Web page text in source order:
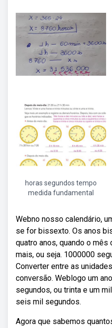
horas segundos tempo
medida fundamental
Webno nosso calendário,
se for bissexto. Os anos
quatro anos, quando o
mais, ou seja. 1000000
Converter entre as
conversão. Weblogo um
segundos, ou trinta e um
seis mil segundos.
Agora que sabemos